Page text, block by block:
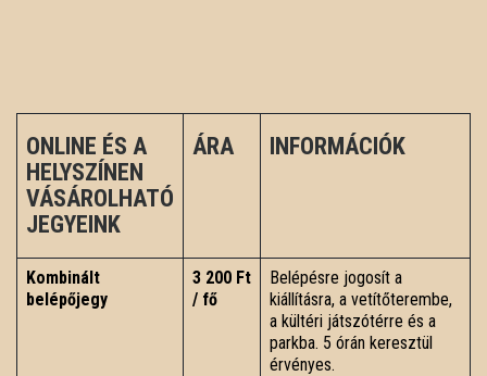
ONLINE ÉS A
HELYSZÍNEN
VÁSÁROLHATÓ
JEGYEINK
ÁRA INFORMÁCIÓK
Kombinált
belépőjegy
3 200 Ft
/ fő
Belépésre jogosít a
kiállításra, a vetítőterembe,
a kültéri játszótérre és a
parkba. 5 órán keresztül
érvényes.